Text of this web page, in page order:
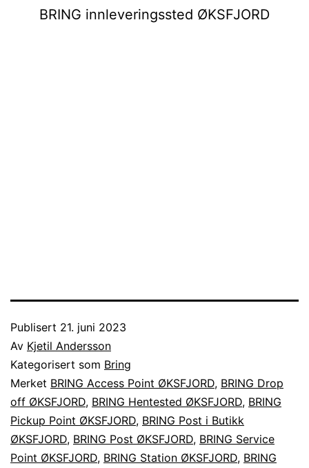
BRING innleveringssted ØKSFJORD
Publisert 21. juni 2023
Av Kjetil Andersson
Kategorisert som Bring
Merket BRING Access Point ØKSFJORD, BRING Drop
off ØKSFJORD, BRING Hentested ØKSFJORD, BRING
Pickup Point ØKSFJORD, BRING Post i Butikk
ØKSFJORD, BRING Post ØKSFJORD, BRING Service
Point ØKSFJORD, BRING Station ØKSFJORD, BRING